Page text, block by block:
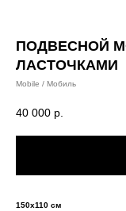
ПОДВЕСНОЙ
ЛАСТОЧКАМИ
Mobile / Мобиль
40 000 р.
150х110 см